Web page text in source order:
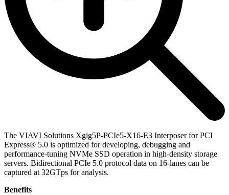
The VIAVI Solutions Xgig5P-PCIe5-X16-E3 Interposer for PCI
Express® 5.0 is optimized for developing, debugging and
performance-tuning NVMe SSD operation in high-density storage
servers. Bidirectional PCIe 5.0 protocol data on 16-lanes can be
captured at 32GTps for analysis.
Benefits